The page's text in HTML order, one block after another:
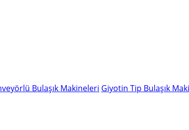
Bulaşık Makineleri Giyotin Tip Bulaşık